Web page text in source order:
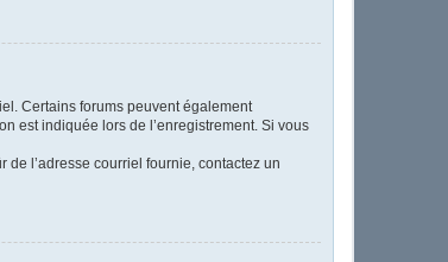
Certains forums peuvent également
est indiquée lors de l’enregistrement. Si vous
l’adresse courriel fournie, contactez un